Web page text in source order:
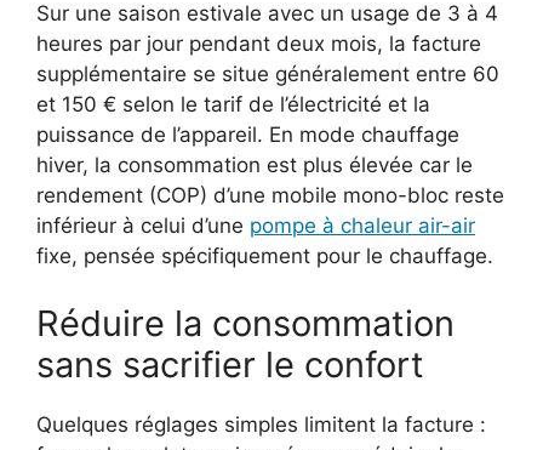
Sur une saison estivale avec un usage de 3 à 4
heures par jour pendant deux mois, la facture
supplémentaire se situe généralement entre 60
et 150 € selon le tarif de l’électricité et la
puissance de l’appareil. En mode chauffage
hiver, la consommation est plus élevée car le
rendement (COP) d’une mobile mono-bloc reste
inférieur à celui d’une pompe à chaleur air-air
fixe, pensée spécifiquement pour le chauffage.
Réduire la consommation
sans sacrifier le confort
Quelques réglages simples limitent la facture :